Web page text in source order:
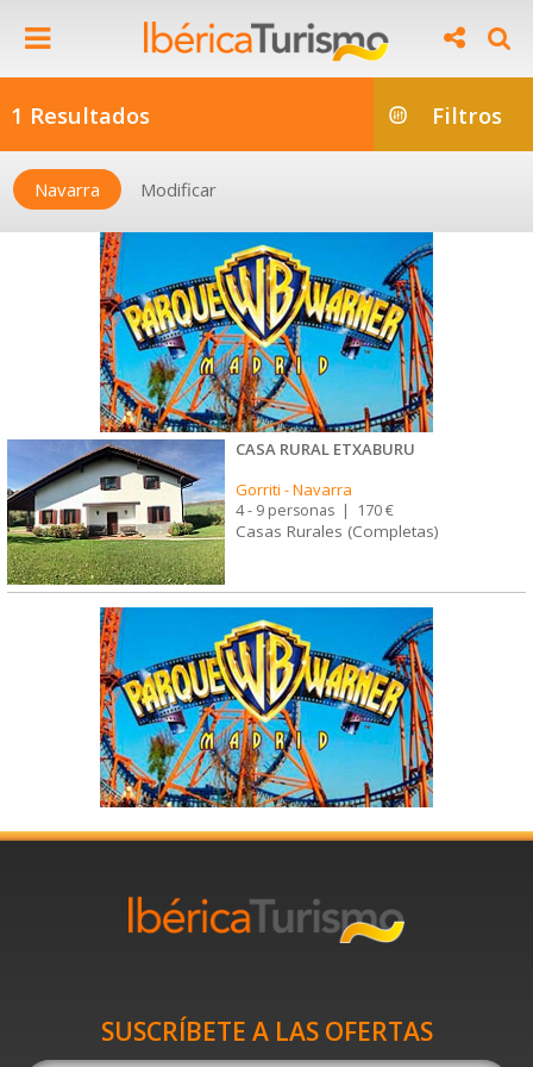
1 Resultados Filtros
Navarra Modificar
CASA RURAL ETXABURU
Gorriti -Navarra
4 - 9 personas | 170 €
Casas Rurales (Completas)
SUSCRÍBETE A LAS OFERTAS